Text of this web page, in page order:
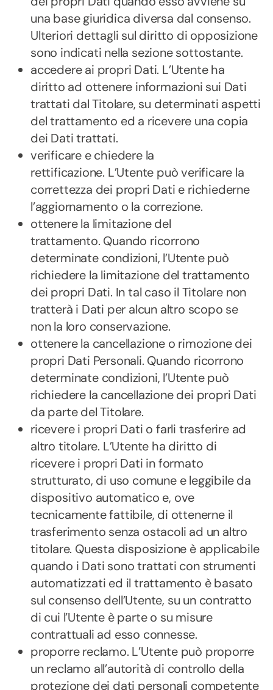
una base giuridica diversa dal consenso.
Ulteriori dettagli sul diritto di opposizione
sono indicati nella sezione sottostante.
accedere ai propri Dati. L’Utente ha
diritto ad ottenere informazioni sui Dati
trattati dal Titolare, su determinati aspetti
del trattamento ed a ricevere una copia
dei Dati trattati.
verificare e chiedere la
rettificazione. L’Utente può verificare la
correttezza dei propri Dati e richiederne
l’aggiornamento o la correzione.
ottenere la limitazione del
trattamento. Quando ricorrono
determinate condizioni, l’Utente può
richiedere la limitazione del trattamento
dei propri Dati. In tal caso il Titolare non
tratterà i Dati per alcun altro scopo se
non la loro conservazione.
ottenere la cancellazione o rimozione dei
propri Dati Personali. Quando ricorrono
determinate condizioni, l’Utente può
richiedere la cancellazione dei propri Dati
da parte del Titolare.
ricevere i propri Dati o farli trasferire ad
altro titolare. L’Utente ha diritto di
ricevere i propri Dati in formato
strutturato, di uso comune e leggibile da
dispositivo automatico e, ove
tecnicamente fattibile, di ottenerne il
trasferimento senza ostacoli ad un altro
titolare. Questa disposizione è applicabile
quando i Dati sono trattati con strumenti
automatizzati ed il trattamento è basato
sul consenso dell’Utente, su un contratto
di cui l’Utente è parte o su misure
contrattuali ad esso connesse.
proporre reclamo. L’Utente può proporre
un reclamo all’autorità di controllo della
protezione dei dati personali competente